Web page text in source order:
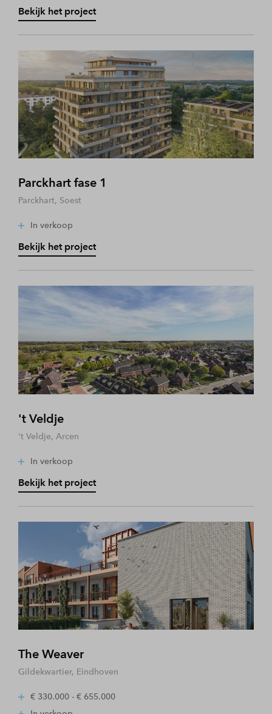
Bekijk het project
Parckhart fase 1
Parckhart, Soest
In verkoop
Bekijk het project
't Veldje
't Veldje, Arcen
In verkoop
Bekijk het project
The Weaver
Gildekwartier, Eindhoven
€ 330.000 - € 655.000